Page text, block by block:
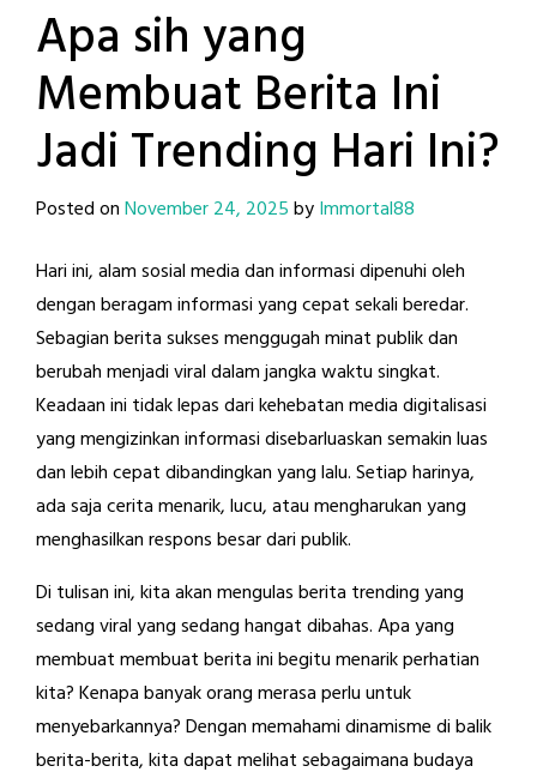
Apa sih yang
Membuat Berita Ini
Jadi Trending Hari Ini?
Posted onNovember 24, 2025byImmortal88
Hari ini, alam sosial media dan informasi dipenuhi oleh
dengan beragam informasi yang cepat sekali beredar.
Sebagian berita sukses menggugah minat publik dan
berubah menjadi viral dalam jangka waktu singkat.
Keadaan ini tidak lepas dari kehebatan media digitalisasi
yang mengizinkan informasi disebarluaskan semakin luas
dan lebih cepat dibandingkan yang lalu. Setiap harinya,
ada saja cerita menarik, lucu, atau mengharukan yang
menghasilkan respons besar dari publik.
Di tulisan ini, kita akan mengulas berita trending yang
sedang viral yang sedang hangat dibahas. Apa yang
membuat membuat berita ini begitu menarik perhatian
kita? Kenapa banyak orang merasa perlu untuk
menyebarkannya? Dengan memahami dinamisme di balik
berita-berita, kita dapat melihat sebagaimana budaya